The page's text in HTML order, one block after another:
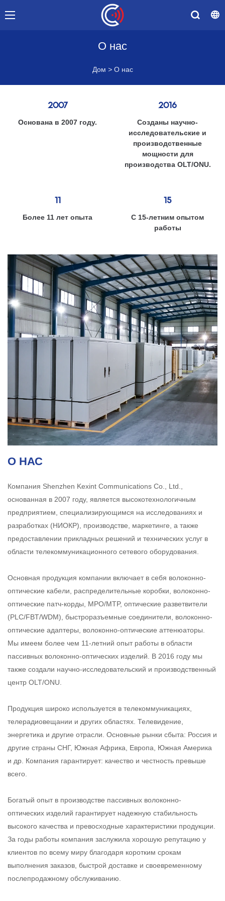
О нас
Дом > О нас
2007
Основана в 2007 году.
2016
Созданы научно-
исследовательские и
производственные
мощности для
производства OLT/ONU.
Более 11 лет опыта
15
С 15-летним опытом
работы
О НАС
Компания Shenzhen Kexint Communications Co., Ltd.,
основанная в 2007 году, является высокотехнологичным
предприятием, специализирующимся на исследованиях и
разработках (НИОКР), производстве, маркетинге, а также
предоставлении прикладных решений и технических услуг в
области телекоммуникационного сетевого оборудования.
Основная продукция компании включает в себя волоконно-
оптические кабели, распределительные коробки, волоконно-
оптические патч-корды, MPO/MTP, оптические разветвители
(PLC/FBT/WDM), быстроразъемные соединители, волоконно-
оптические адаптеры, волоконно-оптические аттенюаторы.
Мы имеем более чем 11-летний опыт работы в области
пассивных волоконно-оптических изделий. В 2016 году мы
также создали научно-исследовательский и производственный
центр OLT/ONU.
Продукция широко используется в телекоммуникациях,
телерадиовещании и других областях. Телевидение,
энергетика и другие отрасли. Основные рынки сбыта: Россия и
другие страны СНГ, Южная Африка, Европа, Южная Америка
и др. Компания гарантирует: качество и честность превыше
всего.
Богатый опыт в производстве пассивных волоконно-
оптических изделий гарантирует надежную стабильность
высокого качества и превосходные характеристики продукции.
За годы работы компания заслужила хорошую репутацию у
клиентов по всему миру благодаря коротким срокам
выполнения заказов, быстрой доставке и своевременному
послепродажному обслуживанию.